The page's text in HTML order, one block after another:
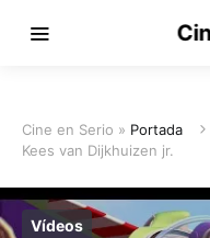
Cine en Serio » Portada
Kees van Dijkhuizen jr.
Vídeos